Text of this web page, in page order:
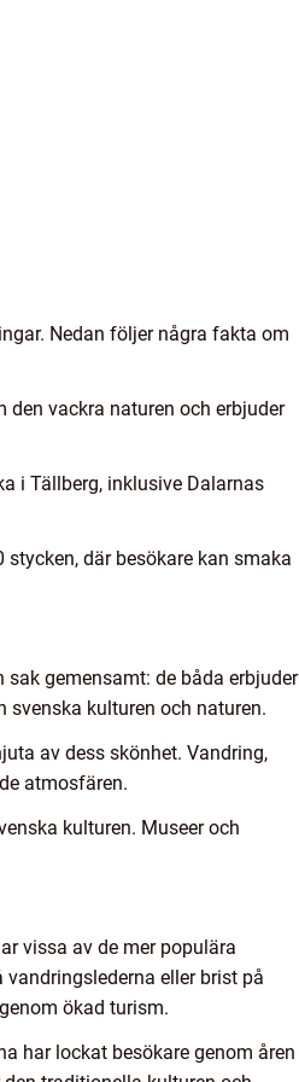
Nedan följer några fakta om
den vackra naturen och erbjuder
i Tällberg, inklusive Dalarnas
där besökare kan smaka
gemensamt: de båda erbjuder
kulturen och naturen.
av dess skönhet. Vandring,
atmosfären.
kulturen. Museer och
vissa av de mer populära
eller brist på
ökad turism.
har lockat besökare genom åren